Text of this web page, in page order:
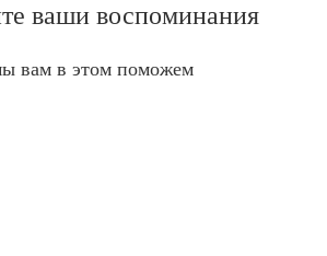
ваши воспоминания
вам в этом поможем